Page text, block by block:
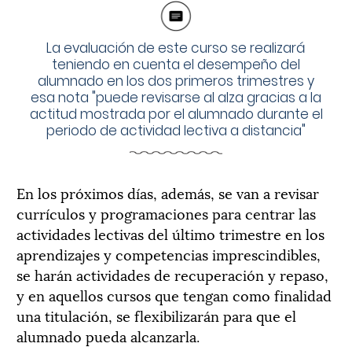
La evaluación de este curso se realizará
teniendo en cuenta el desempeño del
alumnado en los dos primeros trimestres y
esa nota "puede revisarse al alza gracias a la
actitud mostrada por el alumnado durante el
periodo de actividad lectiva a distancia"
En los próximos días, además, se van a revisar
currículos y programaciones para centrar las
actividades lectivas del último trimestre en los
aprendizajes y competencias imprescindibles,
se harán actividades de recuperación y repaso,
y en aquellos cursos que tengan como finalidad
una titulación, se flexibilizarán para que el
alumnado pueda alcanzarla.